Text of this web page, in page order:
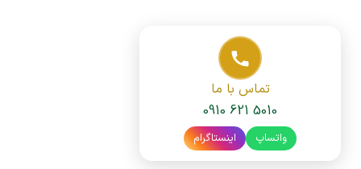
تماس با ما
0910 621 5010
واتساپ اینستاگرام